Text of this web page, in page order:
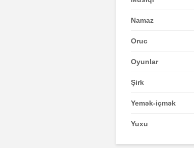
Namaz
Oruc
Oyunlar
Şirk
Yemək-içmək
Yuxu